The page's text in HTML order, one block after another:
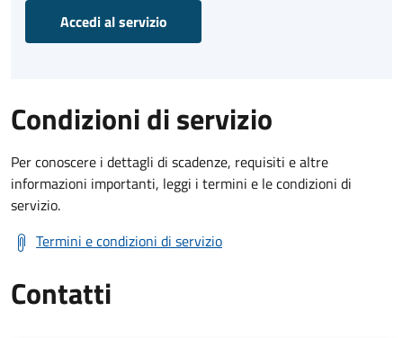
Accedi al servizio
Condizioni di servizio
Per conoscere i dettagli di scadenze, requisiti e altre
informazioni importanti, leggi i termini e le condizioni di
servizio.
Termini e condizioni di servizio
Contatti